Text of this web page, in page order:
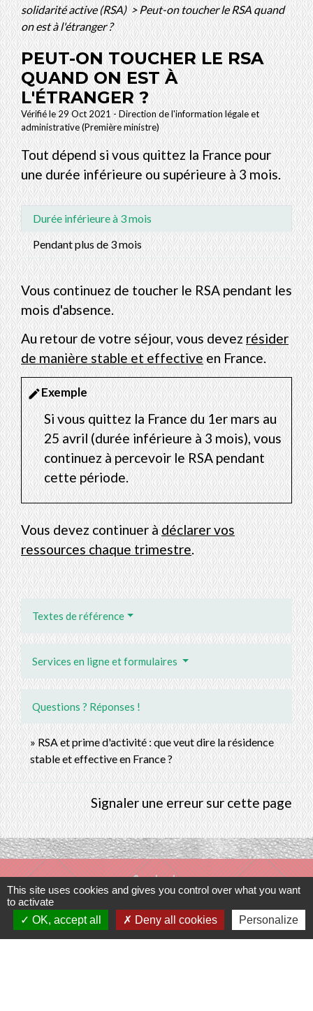
solidarité active (RSA) > Peut-on toucher le RSA quand
on est à l'étranger ?
PEUT-ON TOUCHER LE RSA
QUAND ON EST À
L'ÉTRANGER ?
Vérifié le 29 Oct 2021 - Direction de l'information légale et
administrative (Première ministre)
Tout dépend si vous quittez la France pour
une durée inférieure ou supérieure à 3 mois.
Durée inférieure à 3 mois
Pendant plus de 3 mois
Vous continuez de toucher le RSA pendant les
mois d'absence.
Au retour de votre séjour, vous devezrésider
de manière stable et effectiveen France.
editExemple
Si vous quittez la France du 1ermars au
25 avril (durée inférieure à 3 mois), vous
continuez à percevoir le RSA pendant
cette période.
Vous devez continuer àdéclarer vos
ressources chaque trimestre.
Textes de référence
Services en ligne et formulaires
Questions ? Réponses !
RSA et prime d'activité : que veut dire la résidence
stable et effective en France ?
Signaler une erreur sur cette page
Contacts
Commune de Prunay-Cassereau
11, rue de l'Hôtel de Ville
This site uses cookies and gives you control over what you want
to activate
OK, accept all
Deny all cookies Personalize